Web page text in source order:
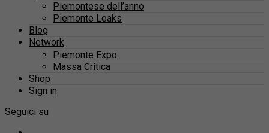
Piemontese dell’anno
Piemonte Leaks
Blog
Network
Piemonte Expo
Massa Critica
Shop
Sign in
Seguici su